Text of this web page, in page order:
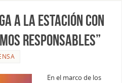
A LA ESTACIÓN CON
RESPONSABLES”
En el marco de los